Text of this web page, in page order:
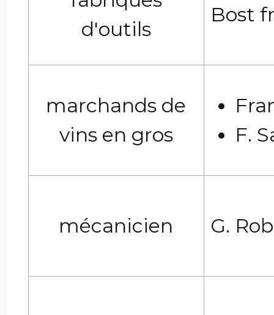
d'outils
Bost
marchands de
vins en gros
F.
mécanicien G.